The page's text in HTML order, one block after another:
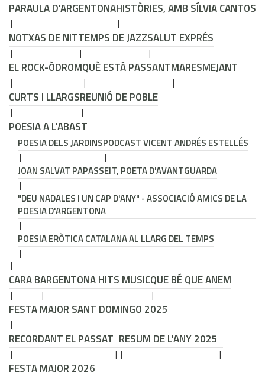
PARAULA D'ARGENTONAHISTÒRIES, AMB SÍLVIA CANTOS
NOTXAS DE NITTEMPS DE JAZZSALUT EXPRÉS
EL ROCK-ÒDROMQUÈ ESTÀ PASSANTMARESMEJANT
CURTS I LLARGSREUNIÓ DE POBLE
POESIA A L'ABAST
POESIA DELS JARDINSPODCAST VICENT ANDRÉS ESTELLÉS
JOAN SALVAT PAPASSEIT, POETA D'AVANTGUARDA
"DEU NADALES I UN CAP D'ANY" - ASSOCIACIÓ AMICS DE LA
POESIA D'ARGENTONA
POESIA ERÒTICA CATALANA AL LLARG DEL TEMPS
CARA BARGENTONA HITS MUSICQUE BÉ QUE ANEM
FESTA MAJOR SANT DOMINGO 2025
RECORDANT EL PASSAT RESUM DE L'ANY 2025
FESTA MAJOR 2026